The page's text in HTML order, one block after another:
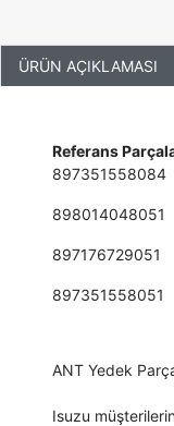
ÜRÜN AÇIKLAMASI
Referans
897351558084
898014048051
897176729051
897351558051
ANT Yedek
Isuzu